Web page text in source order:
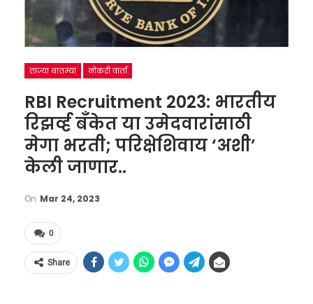
ताज्या बातम्या नोकरी वार्ता
RBI Recruitment 2023: भारतीय
रिझर्व्ह बँकेत या उमेदवारांसाठी
मेगा भरती; परिक्षेशिवाय ‘अशी’
केली जाणार..
On Mar 24, 2023
0
Share